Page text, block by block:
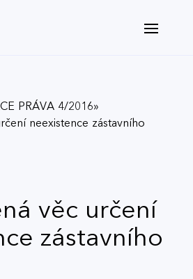
PRÁVA 4/2016»
neexistence zástavního
věc určení
zástavního